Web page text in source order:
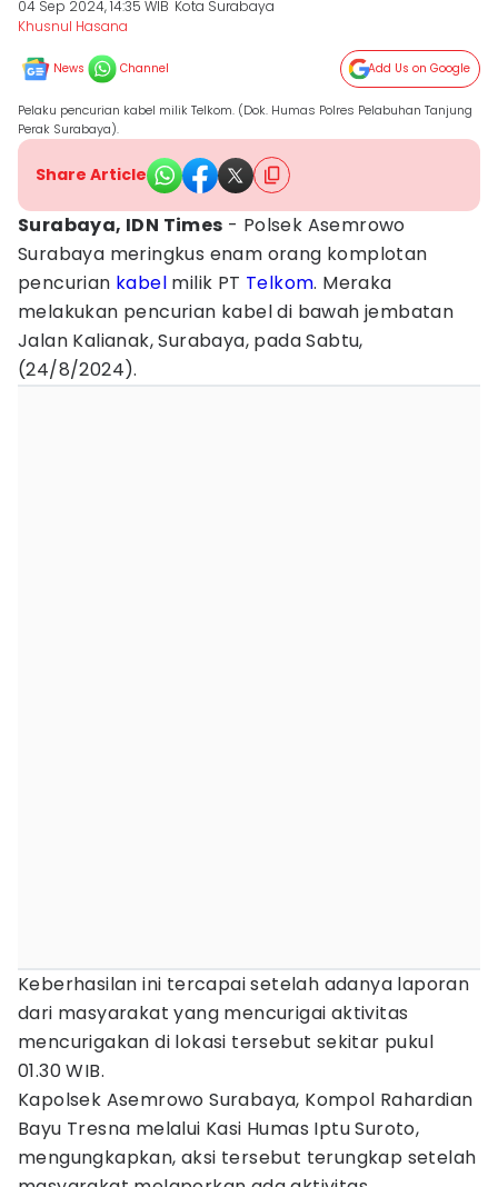
04 Sep 2024, 14:35 WIB Kota Surabaya
Khusnul Hasana
News Channel Add Us on Google
Pelaku pencurian kabel milik Telkom. (Dok. Humas Polres Pelabuhan Tanjung
Perak Surabaya).
Share Article
Surabaya, IDN Times - Polsek Asemrowo
Surabaya meringkus enam orang komplotan
pencurian kabel milik PT Telkom. Meraka
melakukan pencurian kabel di bawah jembatan
Jalan Kalianak, Surabaya, pada Sabtu,
(24/8/2024).
Keberhasilan ini tercapai setelah adanya laporan
dari masyarakat yang mencurigai aktivitas
mencurigakan di lokasi tersebut sekitar pukul
01.30 WIB.
Kapolsek Asemrowo Surabaya, Kompol Rahardian
Bayu Tresna melalui Kasi Humas Iptu Suroto,
mengungkapkan, aksi tersebut terungkap setelah